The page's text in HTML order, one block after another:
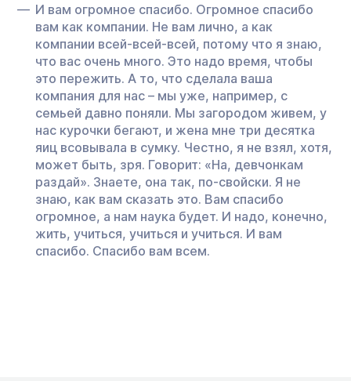
И вам огромное спасибо. Огромное спасибо
вам как компании. Не вам лично, а как
компании всей-всей-всей, потому что я знаю,
что вас очень много. Это надо время, чтобы
это пережить. А то, что сделала ваша
компания для нас – мы уже, например, с
семьей давно поняли. Мы загородом живем, у
нас курочки бегают, и жена мне три десятка
яиц всовывала в сумку. Честно, я не взял, хотя,
может быть, зря. Говорит: «На, девчонкам
раздай». Знаете, она так, по-свойски. Я не
знаю, как вам сказать это. Вам спасибо
огромное, а нам наука будет. И надо, конечно,
жить, учиться, учиться и учиться. И вам
спасибо. Спасибо вам всем.